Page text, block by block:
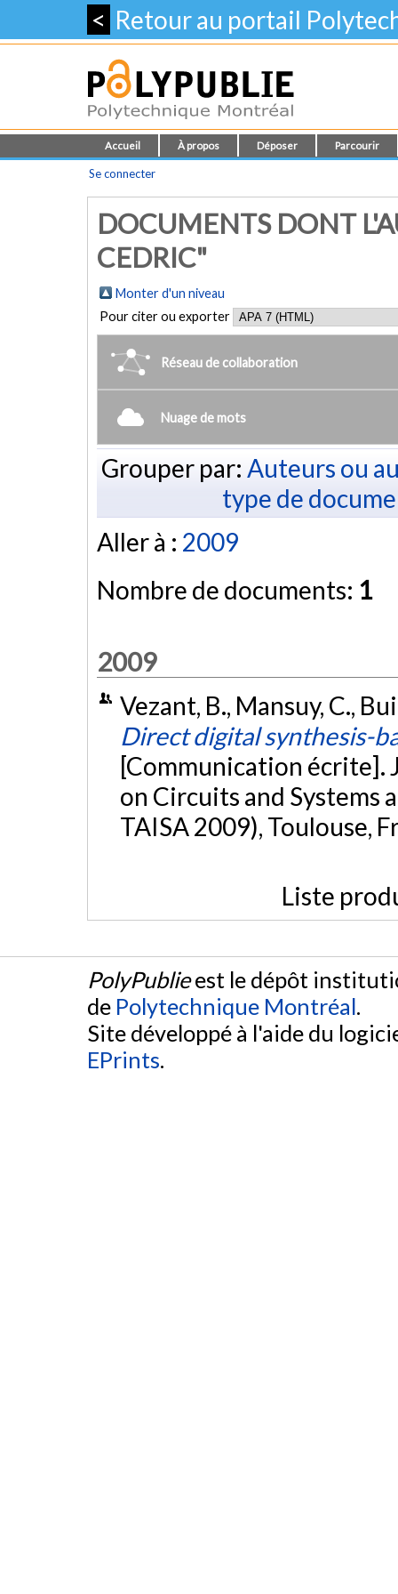
< Retour au portail
Accueil À propos Déposer Parcourir
Se connecter
DOCUMENTS DONT
CEDRIC"
Monter d'un niveau
Pour citer ou exporter
Réseau de collaboration
Nuage de mots
Grouper par: Auteurs ou
type de
Aller à : 2009
Nombre de documents: 1
2009
Vezant, B., Mansuy, C.,
Direct digital synthesis-
[Communication écrite].
on Circuits and Systems
TAISA 2009), Toulouse,
Liste
PolyPublieest le dépôt
de Polytechnique Montréal.
Site développé à l'aide du
EPrints.